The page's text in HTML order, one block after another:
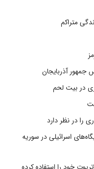
متراکم
جمهور آذربایجان
در بیت‌ لحم
اسرائیلی در سوریه